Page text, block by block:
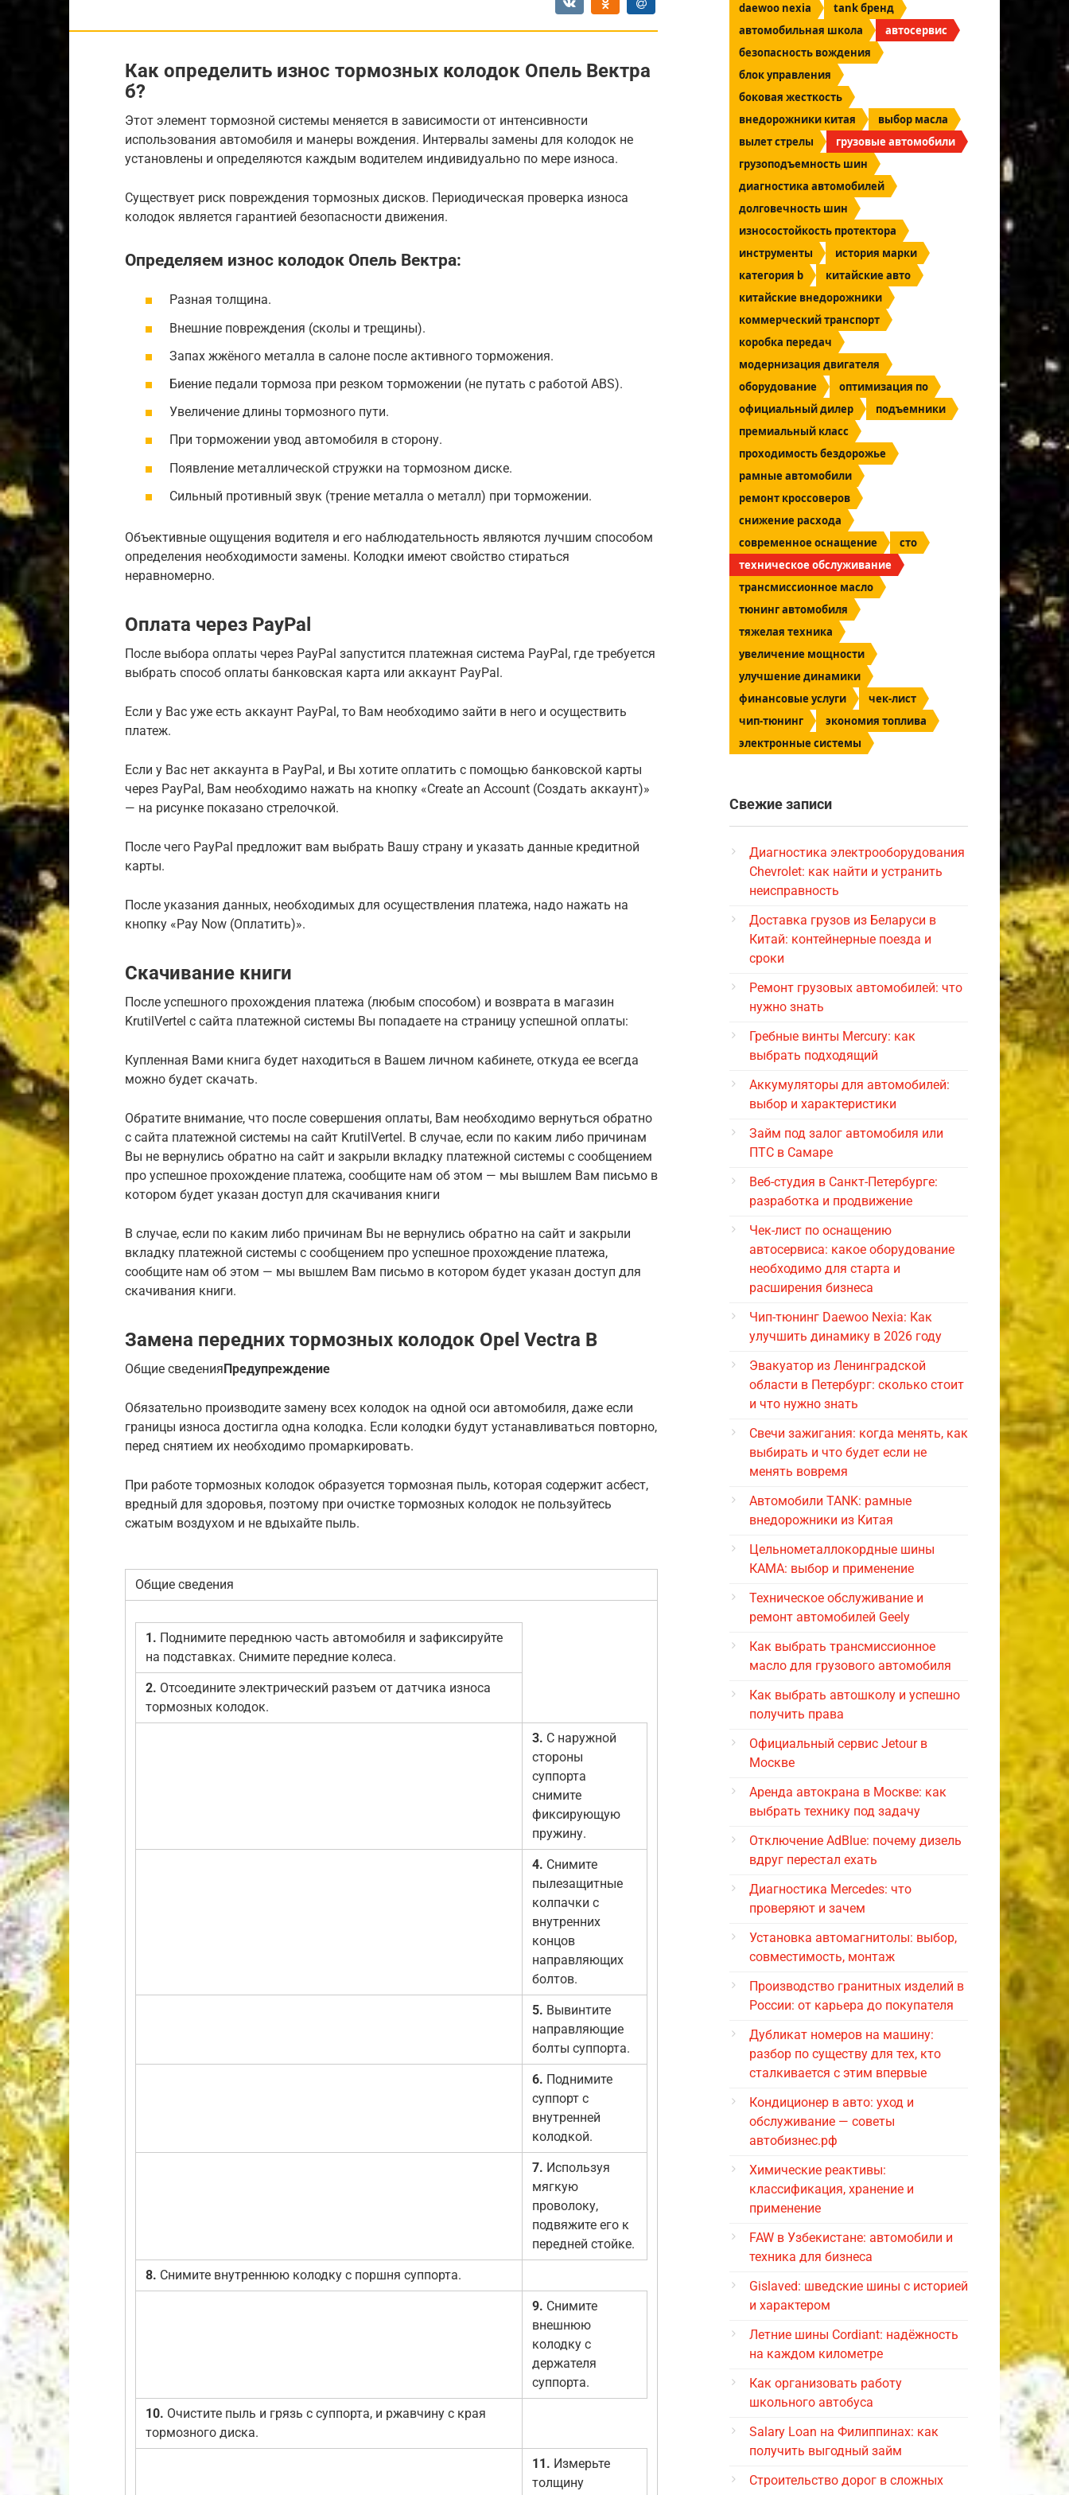
Как определить износ тормозных колодок Опель Вектра
б?
Этот элемент тормозной системы меняется в зависимости от интенсивности
использования автомобиля и манеры вождения. Интервалы замены для колодок не
установлены и определяются каждым водителем индивидуально по мере износа.
Существует риск повреждения тормозных дисков. Периодическая проверка износа
колодок является гарантией безопасности движения.
Определяем износ колодок Опель Вектра:
Разная толщина.
Внешние повреждения (сколы и трещины).
Запах жжёного металла в салоне после активного торможения.
Биение педали тормоза при резком торможении (не путать с работой ABS).
Увеличение длины тормозного пути.
При торможении увод автомобиля в сторону.
Появление металлической стружки на тормозном диске.
Сильный противный звук (трение металла о металл) при торможении.
Объективные ощущения водителя и его наблюдательность являются лучшим способом
определения необходимости замены. Колодки имеют свойство стираться
неравномерно.
Оплата через PayPal
После выбора оплаты через PayPal запустится платежная система PayPal, где требуется
выбрать способ оплаты банковская карта или аккаунт PayPal.
Если у Вас уже есть аккаунт PayPal, то Вам необходимо зайти в него и осуществить
платеж.
Если у Вас нет аккаунта в PayPal, и Вы хотите оплатить с помощью банковской карты
через PayPal, Вам необходимо нажать на кнопку «Create an Account (Создать аккаунт)»
— на рисунке показано стрелочкой.
После чего PayPal предложит вам выбрать Вашу страну и указать данные кредитной
карты.
После указания данных, необходимых для осуществления платежа, надо нажать на
кнопку «Pay Now (Оплатить)».
Скачивание книги
После успешного прохождения платежа (любым способом) и возврата в магазин
KrutilVertel с сайта платежной системы Вы попадаете на страницу успешной оплаты:
Купленная Вами книга будет находиться в Вашем личном кабинете, откуда ее всегда
можно будет скачать.
Обратите внимание, что после совершения оплаты, Вам необходимо вернуться обратно
с сайта платежной системы на сайт KrutilVertel. В случае, если по каким либо причинам
Вы не вернулись обратно на сайт и закрыли вкладку платежной системы с сообщением
про успешное прохождение платежа, сообщите нам об этом — мы вышлем Вам письмо в
котором будет указан доступ для скачивания книги
В случае, если по каким либо причинам Вы не вернулись обратно на сайт и закрыли
вкладку платежной системы с сообщением про успешное прохождение платежа,
сообщите нам об этом — мы вышлем Вам письмо в котором будет указан доступ для
скачивания книги.
Замена передних тормозных колодок Opel Vectra B
Общие сведения Предупреждение
Обязательно производите замену всех колодок на одной оси автомобиля, даже если
границы износа достигла одна колодка. Если колодки будут устанавливаться повторно,
перед снятием их необходимо промаркировать.
При работе тормозных колодок образуется тормозная пыль, которая содержит асбест,
вредный для здоровья, поэтому при очистке тормозных колодок не пользуйтесь
сжатым воздухом и не вдыхайте пыль.
Общие сведения
1. Поднимите переднюю часть автомобиля и зафиксируйте
на подставках. Снимите передние колеса.
2. Отсоедините электрический разъем от датчика износа
тормозных колодок.
3. С наружной
стороны
суппорта
снимите
фиксирующую
пружину.
4. Снимите
пылезащитные
колпачки с
внутренних
концов
направляющих
болтов.
5. Вывинтите
направляющие
болты суппорта.
6. Поднимите
суппорт с
внутренней
колодкой.
7. Используя
мягкую
проволоку,
подвяжите его к
передней стойке.
8. Снимите внутреннюю колодку с поршня суппорта.
9. Снимите
внешнюю
колодку с
держателя
суппорта.
10. Очистите пыль и грязь с суппорта, и ржавчину с края
тормозного диска.
11. Измерьте
толщину
daewoo nexia
tank бренд
автомобильная школа
автосервис
безопасность вождения
блок управления
боковая жесткость
внедорожники китая
выбор масла
вылет стрелы
грузовые автомобили
грузоподъемность шин
диагностика автомобилей
долговечность шин
износостойкость протектора
инструменты
история марки
категория b
китайские авто
китайские внедорожники
коммерческий транспорт
коробка передач
модернизация двигателя
оборудование
оптимизация по
официальный дилер
подъемники
премиальный класс
проходимость бездорожье
рамные автомобили
ремонт кроссоверов
снижение расхода
современное оснащение
сто
техническое обслуживание
трансмиссионное масло
тюнинг автомобиля
тяжелая техника
увеличение мощности
улучшение динамики
финансовые услуги
чек-лист
чип-тюнинг
экономия топлива
электронные системы
Свежие записи
Диагностика электрооборудования
Chevrolet: как найти и устранить
неисправность
Доставка грузов из Беларуси в
Китай: контейнерные поезда и
сроки
Ремонт грузовых автомобилей: что
нужно знать
Гребные винты Mercury: как
выбрать подходящий
Аккумуляторы для автомобилей:
выбор и характеристики
Займ под залог автомобиля или
ПТС в Самаре
Веб-студия в Санкт-Петербурге:
разработка и продвижение
Чек-лист по оснащению
автосервиса: какое оборудование
необходимо для старта и
расширения бизнеса
Чип-тюнинг Daewoo Nexia: Как
улучшить динамику в 2026 году
Эвакуатор из Ленинградской
области в Петербург: сколько стоит
и что нужно знать
Свечи зажигания: когда менять, как
выбирать и что будет если не
менять вовремя
Автомобили TANK: рамные
внедорожники из Китая
Цельнометаллокордные шины
КАМА: выбор и применение
Техническое обслуживание и
ремонт автомобилей Geely
Как выбрать трансмиссионное
масло для грузового автомобиля
Как выбрать автошколу и успешно
получить права
Официальный сервис Jetour в
Москве
Аренда автокрана в Москве: как
выбрать технику под задачу
Отключение AdBlue: почему дизель
вдруг перестал ехать
Диагностика Mercedes: что
проверяют и зачем
Установка автомагнитолы: выбор,
совместимость, монтаж
Производство гранитных изделий в
России: от карьера до покупателя
Дубликат номеров на машину:
разбор по существу для тех, кто
сталкивается с этим впервые
Кондиционер в авто: уход и
обслуживание — советы
автобизнес.рф
Химические реактивы:
классификация, хранение и
применение
FAW в Узбекистане: автомобили и
техника для бизнеса
Gislaved: шведские шины с историей
и характером
Летние шины Cordiant: надёжность
на каждом километре
Как организовать работу
школьного автобуса
Salary Loan на Филиппинах: как
получить выгодный займ
Строительство дорог в сложных